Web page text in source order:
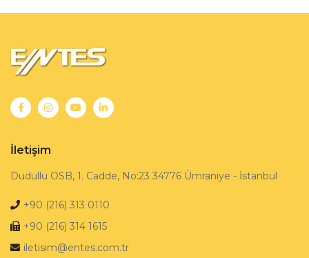
İletişim
Dudullu OSB, 1. Cadde, No:23 34776 Ümraniye - İstanbul
+90 (216) 313 0110
+90 (216) 314 1615
iletisim@entes.com.tr